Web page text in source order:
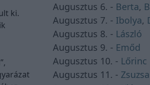
ki.
Augusztus 6. - Berta,
Augusztus 7. - Ibolya,
Augusztus 8. - László
Augusztus 9. - Emőd
Augusztus 10. - Lőrinc
Augusztus 11. -